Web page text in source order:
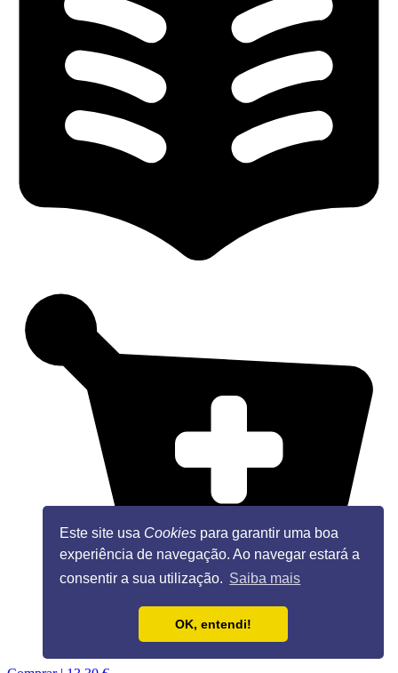
Este site usa Cookies para garantir uma boa
experiência de navegação. Ao navegar estará a
consentir a sua utilização. Saiba mais
OK, entendi!